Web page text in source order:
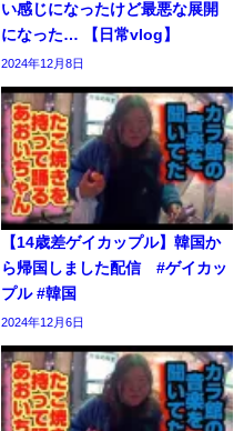
い感じになったけど最悪な展開
になった… 【日常vlog】
2024年12月8日
【14歳差ゲイカップル】韓国か
ら帰国しました配信 #ゲイカッ
プル #韓国
2024年12月6日